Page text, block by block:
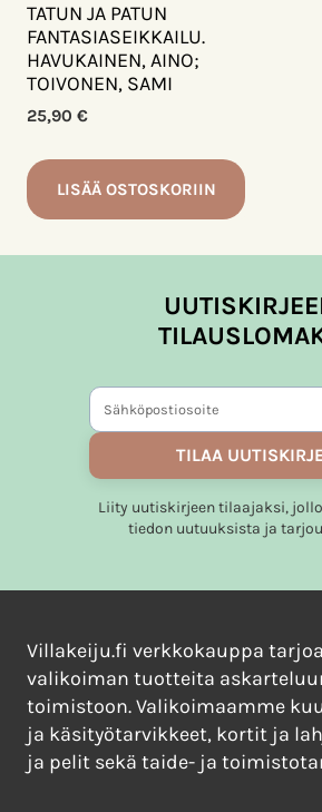
TATUN JA PATUN
FANTASIASEIKKAILU.
HAVUKAINEN, AINO;
TOIVONEN, SAMI
25,90 €
LISÄÄ OSTOSKORIIN
TILAA UUTISKIRJE
Liity uutiskirjeen tilaajaksi,
tiedon uutuuksista ja
Villakeiju.fi verkkokauppa
valikoiman tuotteita
toimistoon. Valikoimaamme
ja käsityötarvikkeet, kortit ja
ja pelit sekä taide- ja